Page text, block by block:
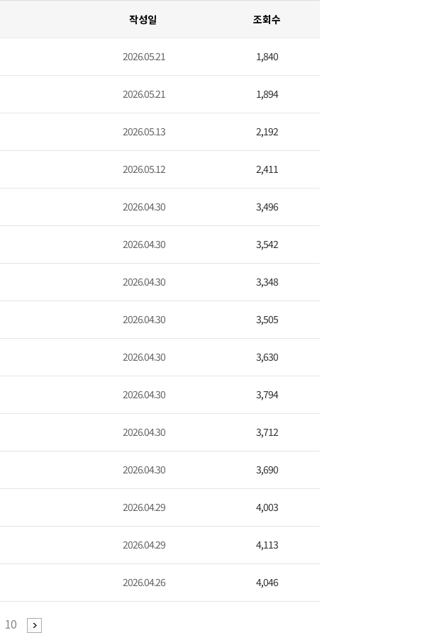
작성일 조회수
2026.05.21 1,840
2026.05.21 1,894
2026.05.13 2,192
2026.05.12 2,411
2026.04.30 3,496
2026.04.30 3,542
2026.04.30 3,348
2026.04.30 3,505
2026.04.30 3,630
2026.04.30 3,794
2026.04.30 3,712
2026.04.30 3,690
2026.04.29 4,003
2026.04.29 4,113
2026.04.26 4,046
10